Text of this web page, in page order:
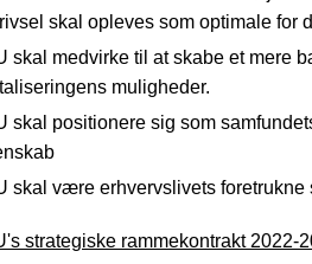
skal opleves som optimale for
skal medvirke til at skabe et mere
muligheder.
skal positionere sig som
skal være erhvervslivets foretrukne
strategiske rammekontrakt 2022-